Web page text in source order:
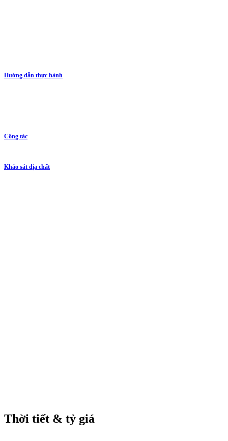
Hướng dẫn thực hành
Công tác
Khảo sát địa chất
Thời tiết & tỷ giá